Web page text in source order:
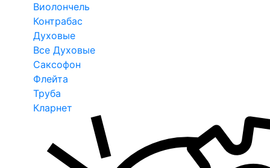
Виолончель
Контрабас
Духовые
Все Духовые
Саксофон
Флейта
Труба
Кларнет